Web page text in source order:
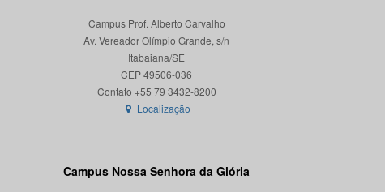
Campus Prof. Alberto Carvalho
Av. Vereador Olímpio Grande, s/n
Itabaiana/SE
CEP 49506-036
Localização
Campus Nossa Senhora da Glória